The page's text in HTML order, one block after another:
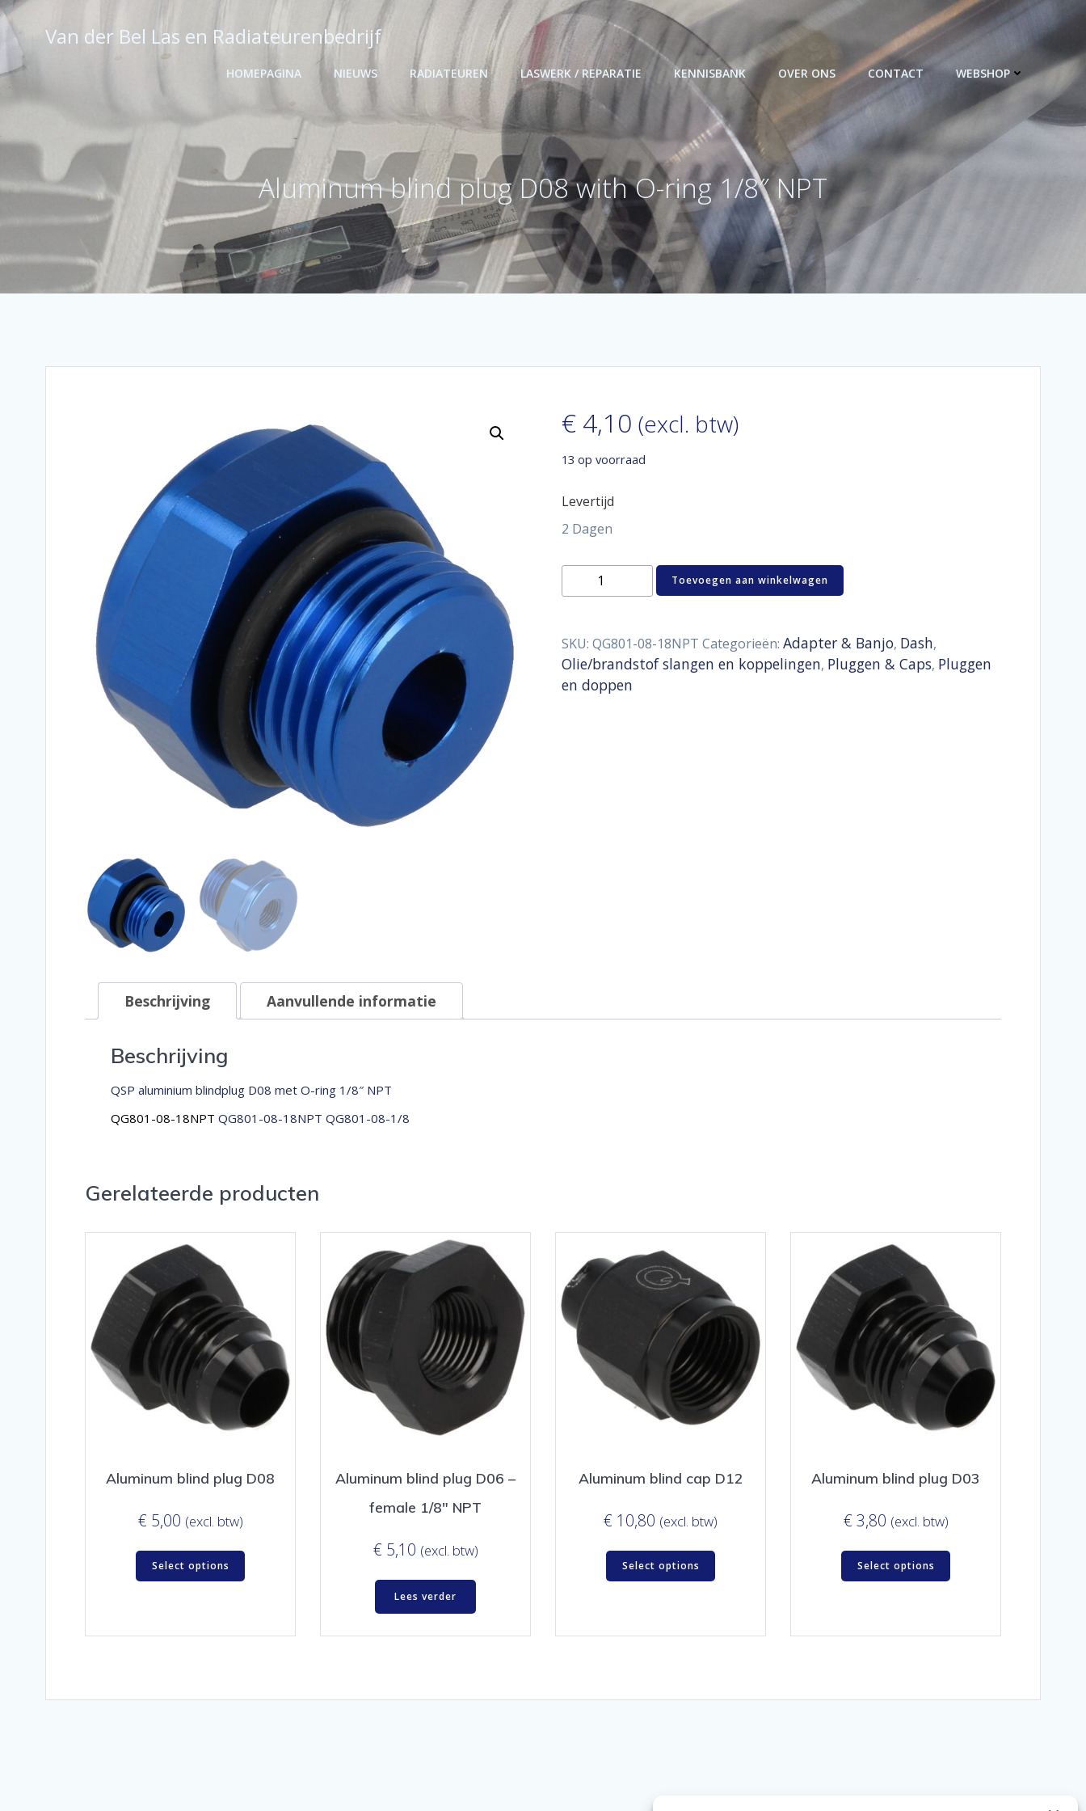
Ga
naar
inhoud
Van der Bel Las en Radiateurenbedrijf
HOMEPAGINA NIEUWS RADIATEUREN LASWERK / REPARATIE KENNISBANK OVER ONS CONTACT WEBSHOP
Aluminum blind plug D08 with O-ring 1/8″ NPT
€4,10 (excl. btw)
13 op voorraad
Levertijd
2 Dagen
Aluminum
with
O-
ring
1/8"
Toevoegen aan winkelwagen
SKU: QG801-08-18NPT Categorieën: Adapter & Banjo, Dash,
Olie/brandstof slangen en koppelingen, Pluggen & Caps, Pluggen
en doppen
Beschrijving Aanvullende informatie
Beschrijving
QSP aluminium blindplug D08 met O-ring 1/8″ NPT
QG801-08-18NPT QG801-08-18NPT QG801-08-1/8
Gerelateerde producten
Aluminum blind plug D08
€ 5,00 (excl. btw)
Select options
Aluminum blind plug D06 –
female 1/8″ NPT
€ 5,10 (excl. btw)
Lees verder
Aluminum blind cap D12
€ 10,80 (excl. btw)
Select options
Aluminum blind plug D03
€ 3,80 (excl. btw)
Select options